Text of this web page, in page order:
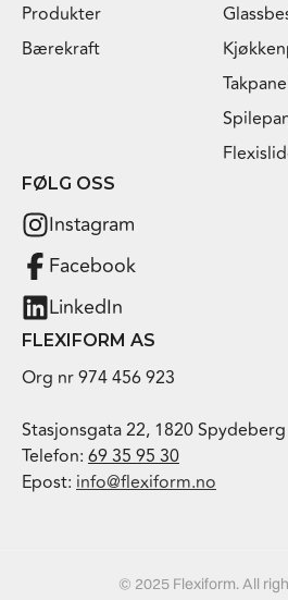
Produkter
Bærekraft
FØLG OSS
Instagram
Facebook
LinkedIn
FLEXIFORM AS
Org nr 974 456 923
Stasjonsgata 22, 1820 Spydeberg
Telefon: 69 35 95 30
Epost: info@flexiform.no
© 2025 Flexiform. All